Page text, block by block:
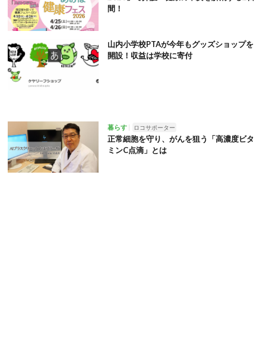
間！
山内小学校PTAが今年もグッズショップを
開設！収益は学校に寄付
暮らす ロコサポーター
正常細胞を守り、がんを狙う「高濃度ビタ
ミンC点滴」とは